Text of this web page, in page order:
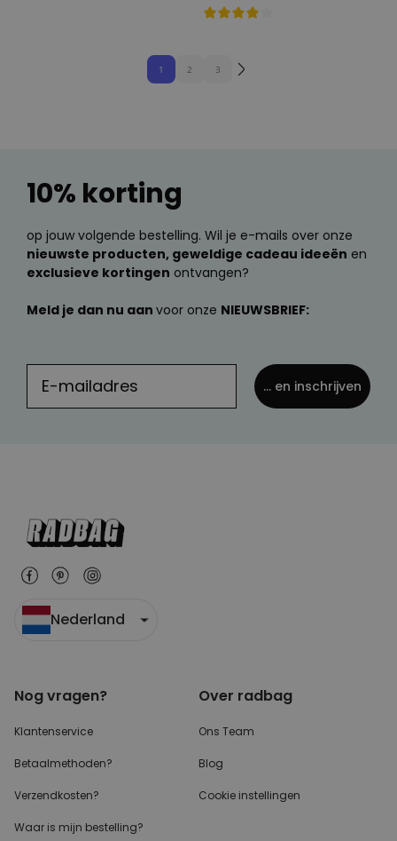
1 2 3
10% korting
op jouw volgende bestelling. Wil je e-mails over onze
nieuwste producten, geweldige cadeau ideeën en
exclusieve kortingen ontvangen?
Meld je dan nu aan voor onze NIEUWSBRIEF:
... en inschrijven
Nederland
Nog vragen?
Klantenservice
Betaalmethoden?
Verzendkosten?
Waar is mijn bestelling?
Over radbag
Ons Team
Blog
Cookie instellingen